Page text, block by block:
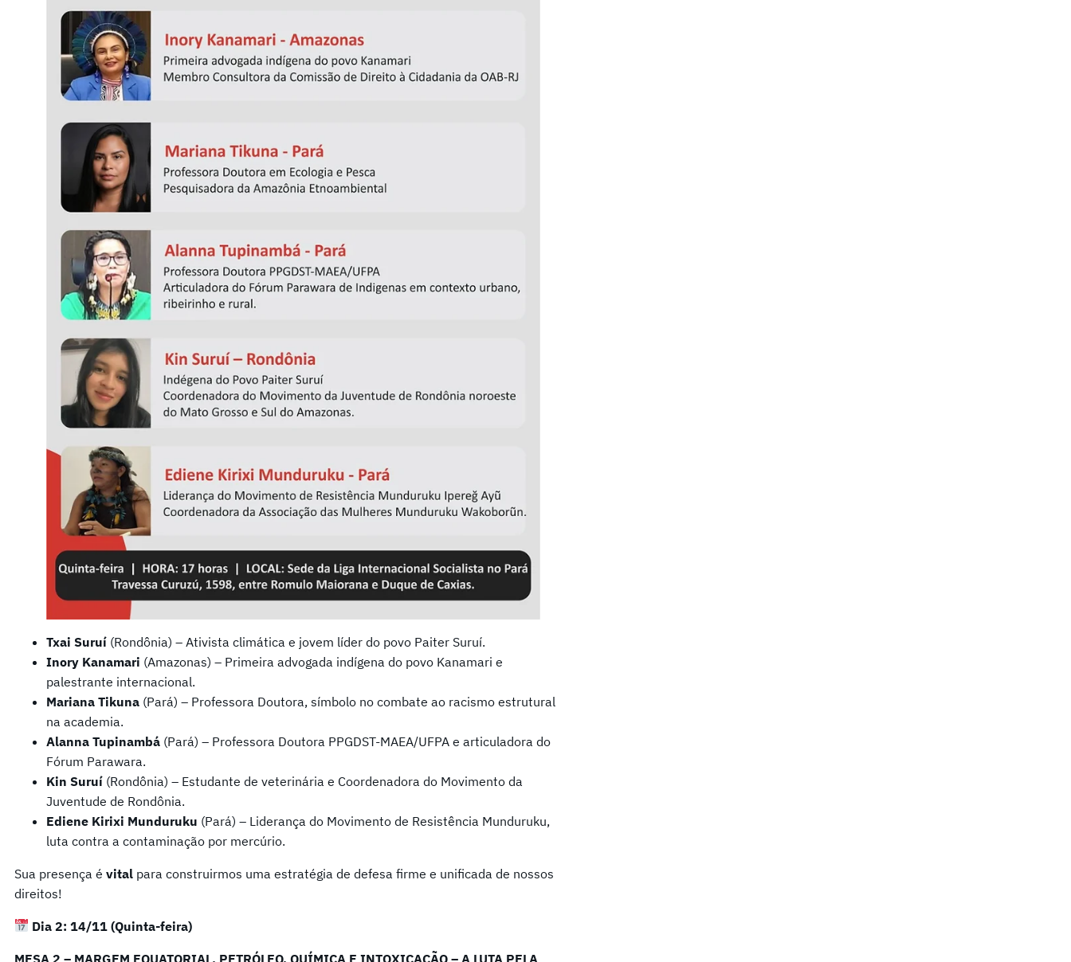
Txai Suruí (Rondônia) – Ativista climática e jovem líder do povo Paiter Suruí.
Inory Kanamari (Amazonas) – Primeira advogada indígena do povo Kanamari e
palestrante internacional.
Mariana Tikuna (Pará) – Professora Doutora, símbolo no combate ao racismo estrutural
na academia.
Alanna Tupinambá (Pará) – Professora Doutora PPGDST-MAEA/UFPA e articuladora do
Fórum Parawara.
Kin Suruí (Rondônia) – Estudante de veterinária e Coordenadora do Movimento da
Juventude de Rondônia.
Ediene Kirixi Munduruku (Pará) – Liderança do Movimento de Resistência Munduruku,
luta contra a contaminação por mercúrio.
Sua presença é vital para construirmos uma estratégia de defesa firme e unificada de nossos
direitos!
Dia 2: 14/11 (Quinta-feira)
MESA 2 – MARGEM EQUATORIAL, PETRÓLEO, QUÍMICA E INTOXICAÇÃO – A LUTA PELA